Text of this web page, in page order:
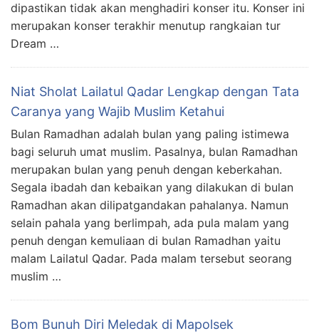
dipastikan tidak akan menghadiri konser itu. Konser ini
merupakan konser terakhir menutup rangkaian tur
Dream …
Niat Sholat Lailatul Qadar Lengkap dengan Tata
Caranya yang Wajib Muslim Ketahui
Bulan Ramadhan adalah bulan yang paling istimewa
bagi seluruh umat muslim. Pasalnya, bulan Ramadhan
merupakan bulan yang penuh dengan keberkahan.
Segala ibadah dan kebaikan yang dilakukan di bulan
Ramadhan akan dilipatgandakan pahalanya. Namun
selain pahala yang berlimpah, ada pula malam yang
penuh dengan kemuliaan di bulan Ramadhan yaitu
malam Lailatul Qadar. Pada malam tersebut seorang
muslim …
Bom Bunuh Diri Meledak di Mapolsek